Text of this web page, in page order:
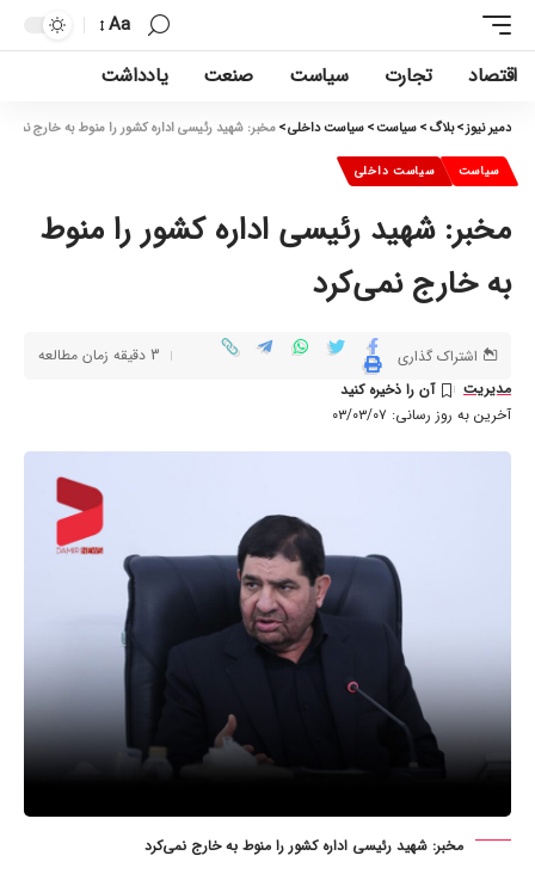
Aa
اقتصاد تجارت سیاست صنعت یادداشت
دمیر نیوز>بلاگ>سیاست>سیاست داخلی>مخبر: شهید رئیسی اداره کشور را منوط به خارج
سیاست سیاست داخلی
مخبر: شهید رئیسی اداره کشور را منوط
به خارج نمی‌کرد
آخرین به روز رسانی: ۰۳/۰۳/۰۷
مدیریت
اشتراک گذاری 3 دقیقه زمان مطالعه
مخبر: شهید رئیسی اداره کشور را منوط به خارج نمی‌کرد